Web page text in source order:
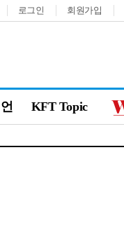
로그인 회원가입
KFT Topic